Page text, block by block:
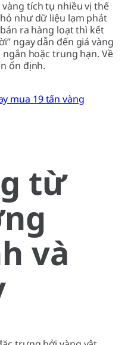
tích tụ nhiều vị thế
như dữ liệu lạm phát
ra hàng loạt thì kết
ngay dẫn đến giá vàng
hoặc trung hạn. Về
ổn định.
mua 19 tấn vàng
từ
và